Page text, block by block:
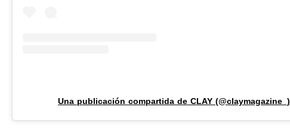
Una publicación compartida de CLAY (@claymagazine_)